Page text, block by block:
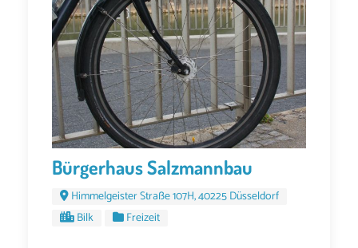
Bürgerhaus Salzmannbau
Himmelgeister Straße 107H, 40225 Düsseldorf
Bilk
Freizeit